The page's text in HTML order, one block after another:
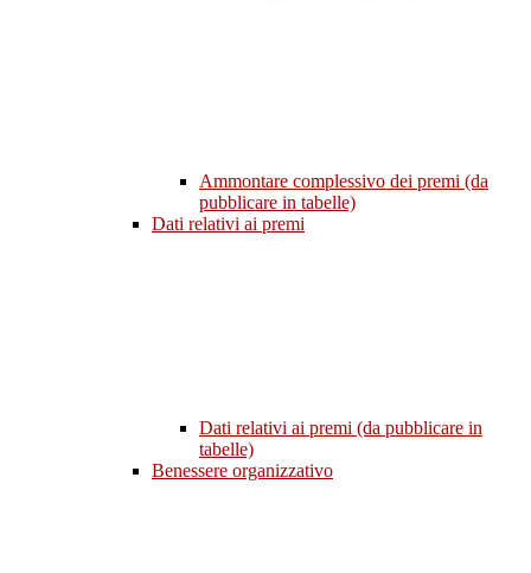
Ammontare complessivo dei premi (da
pubblicare in tabelle)
Dati relativi ai premi
Dati relativi ai premi (da pubblicare in
tabelle)
Benessere organizzativo